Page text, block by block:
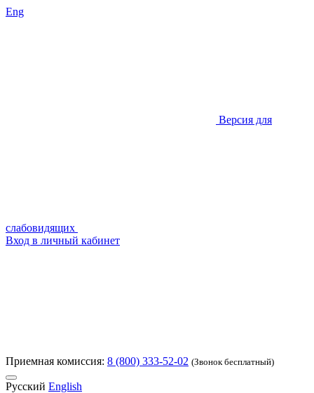
Eng
Версия для
слабовидящих
Вход в личный кабинет
Приемная комиссия: 8 (800) 333-52-02 (Звонок бесплатный)
Русский English